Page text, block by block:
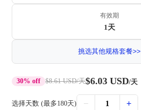
有效期
1天
挑选其他规格套餐>>
30% off $8.61 USD/天$6.03 USD/天
选择天数 (最多180天) − 1 +